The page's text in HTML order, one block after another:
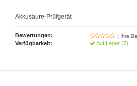
Akkusäure-Prüfgerät
Bewertungen: | Ihre
Verfügbarkeit: Auf Lager (7)